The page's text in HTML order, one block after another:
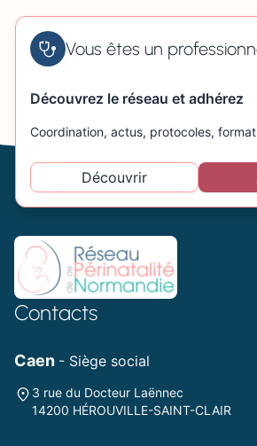
Vous êtes un
Découvrez le réseau et adhérez
Coordination, actus, protocoles,
Découvrir
Contacts
Caen - Siège social
3 rue du Docteur Laënnec
14200 HÉROUVILLE-SAINT-CLAIR